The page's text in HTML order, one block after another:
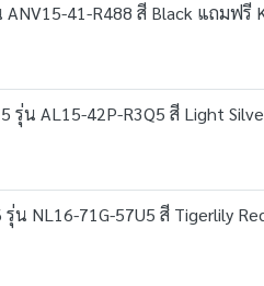
41-R488 สี Black แถมฟรี
รุ่น AL15-42P-R3Q5 สี Light
น NL16-71G-57U5 สี Tigerlily